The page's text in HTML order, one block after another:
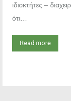
ιδιοκτήτες –
ότι…
Read more